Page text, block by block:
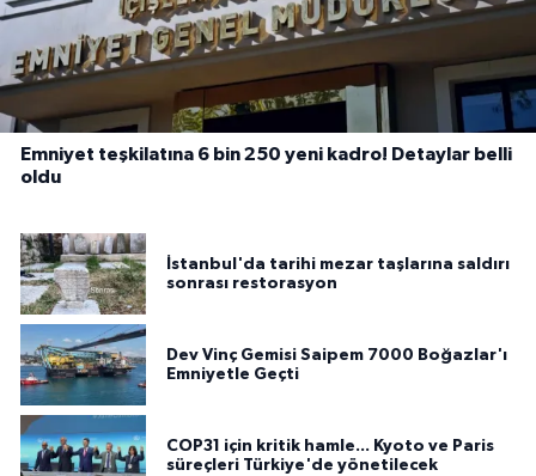
Emniyet teşkilatına 6 bin 250 yeni kadro! Detaylar belli
oldu
İstanbul'da tarihi mezar taşlarına saldırı
sonrası restorasyon
Dev Vinç Gemisi Saipem 7000 Boğazlar'ı
Emniyetle Geçti
COP31 için kritik hamle... Kyoto ve Paris
süreçleri Türkiye'de yönetilecek